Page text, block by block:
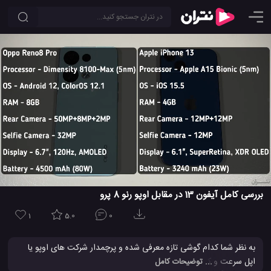
بررسی کامل آیفون 13 در مقابل اوپو رنو 8 پرو
1 5.0 0
به نظر شما کدام گوشی تازه معرفی شده و پرچمدار شرکت های اوپو یا
... توضیحات کامل